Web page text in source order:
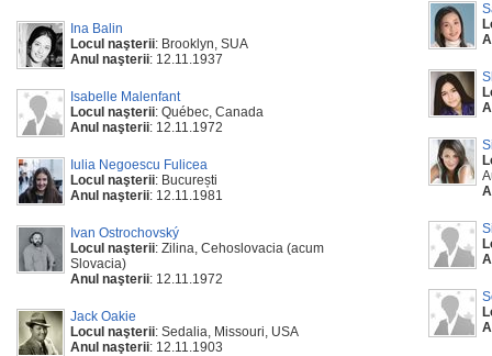
Ina Balin
Locul naşterii: Brooklyn, SUA
Anul naşterii: 12.11.1937
Isabelle Malenfant
Locul naşterii: Québec, Canada
Anul naşterii: 12.11.1972
Iulia Negoescu Fulicea
Locul naşterii: București
Anul naşterii: 12.11.1981
Ivan Ostrochovský
Locul naşterii: Zilina, Cehoslovacia (acum
Slovacia)
Anul naşterii: 12.11.1972
Jack Oakie
Locul naşterii: Sedalia, Missouri, USA
Anul naşterii: 12.11.1903